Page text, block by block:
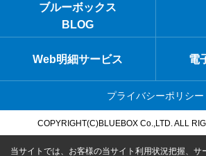
ブルーボックス
BLOG
Web明細サービス 電
プライバシーポリシー
COPYRIGHT(C)BLUEBOX Co.,LTD. ALL
当サイトでは、お客様の当サイト利用状況把握、サ